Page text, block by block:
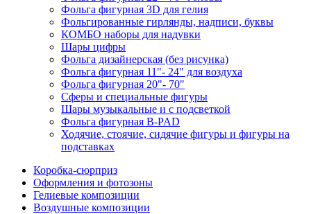
Фольга фигурная 3D для гелия
Фольгированные гирлянды, надписи, буквы
КОМБО наборы для надувки
Шары цифры
Фольга дизайнерская (без рисунка)
Фольга фигурная 11"- 24" для воздуха
Фольга фигурная 20"- 70"
Сферы и специальные фигуры
Шары музыкальные и с подсветкой
Фольга фигурная B-PAD
Ходячие, стоячие, сидячие фигуры и фигуры на
подставках
Коробка-сюрприз
Оформления и фотозоны
Гелиевые композиции
Воздушные композиции